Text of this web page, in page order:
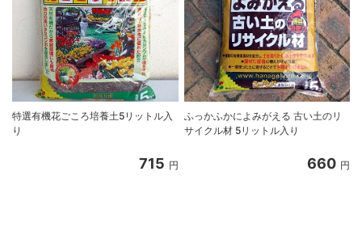
特選有機花ごころ培養土5リットル入
り
715 円
ふっかふかによみがえる 古い土のリ
サイクル材 5リットル入り
660 円